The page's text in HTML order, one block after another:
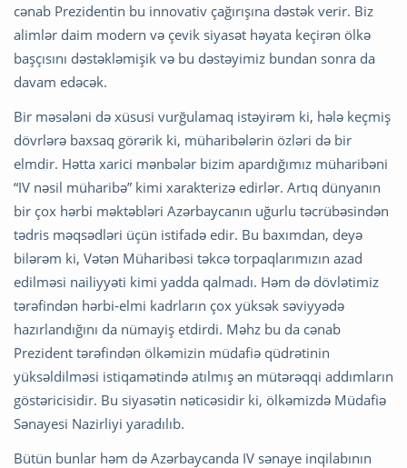
cənab Prezidentin bu innovativ çağırışına dəstək verir. Biz
alimlər daim modern və çevik siyasət həyata keçirən ölkə
başçısını dəstəkləmişik və bu dəstəyimiz bundan sonra da
davam edəcək.
Bir məsələni də xüsusi vurğulamaq istəyirəm ki, hələ keçmiş
dövrlərə baxsaq görərik ki, müharibələrin özləri də bir
elmdir. Hətta xarici mənbələr bizim apardığımız müharibəni
“IV nəsil müharibə” kimi xarakterizə edirlər. Artıq dünyanın
bir çox hərbi məktəbləri Azərbaycanın uğurlu təcrübəsindən
tədris məqsədləri üçün istifadə edir. Bu baxımdan, deyə
bilərəm ki, Vətən Müharibəsi təkcə torpaqlarımızın azad
edilməsi nailiyyəti kimi yadda qalmadı. Həm də dövlətimiz
tərəfindən hərbi-elmi kadrların çox yüksək səviyyədə
hazırlandığını da nümayiş etdirdi. Məhz bu da cənab
Prezident tərəfindən ölkəmizin müdafiə qüdrətinin
yüksəldilməsi istiqamətində atılmış ən mütərəqqi addımların
göstəricisidir. Bu siyasətin nəticəsidir ki, ölkəmizdə Müdafiə
Sənayesi Nazirliyi yaradılıb.
Bütün bunlar həm də Azərbaycanda IV sənaye inqilabının